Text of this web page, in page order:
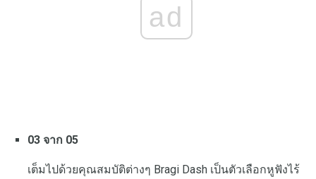
ad
03 จาก 05
เต็มไปด้วยคุณสมบัติต่างๆ Bragi Dash เป็นตัวเลือกหูฟังไร้